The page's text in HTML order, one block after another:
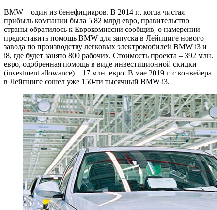
BMW – один из бенефициаров. В 2014 г., когда чистая
прибыль компании была 5,82 млрд евро, правительство
страны обратилось к Еврокомиссии сообщив, о намерении
предоставить помощь BMW для запуска в Лейпциге нового
завода по производству легковых электромобилей BMW i3 и
i8, где будет занято 800 рабочих. Стоимость проекта – 392 млн.
евро, одобренная помощь в виде инвестиционной скидки
(investment allowance) – 17 млн. евро. В мае 2019 г. с конвейера
в Лейпциге сошел уже 150-ти тысячный BMW i3.